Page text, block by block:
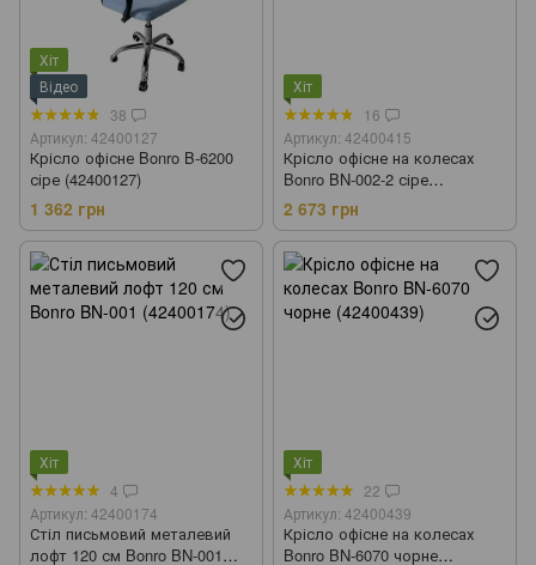
Хіт
Відео
38
Артикул: 42400127
Крісло офісне Bonro B-6200
сіре (42400127)
1 362 грн
Хіт
16
Артикул: 42400415
Крісло офісне на колесах
Bonro BN-002-2 сіре
(42400415)
2 673 грн
Хіт
4
Артикул: 42400174
Стіл письмовий металевий
лофт 120 см Bonro BN-001
Хіт
22
Артикул: 42400439
Крісло офісне на колесах
Bonro BN-6070 чорне